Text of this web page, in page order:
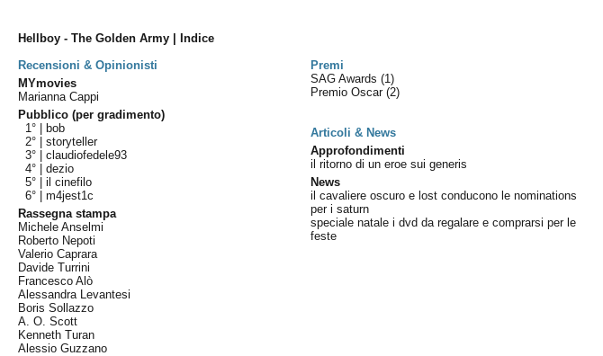
Hellboy - The Golden Army | Indice
Recensioni & Opinionisti
Premi
MYmovies
Marianna Cappi
Pubblico (per gradimento)
1° |
bob
2° |storyteller
3° |claudiofedele93
4° |dezio
5° |il cinefilo
6° |m4jest1c
Rassegna stampa
Michele Anselmi
Roberto Nepoti
Valerio Caprara
Davide Turrini
Francesco Alò
Alessandra Levantesi
Boris Sollazzo
A. O. Scott
Kenneth Turan
Alessio Guzzano
SAG Awards(1)
Premio Oscar(2)
Articoli & News
Approfondimenti
il ritorno di un eroe sui generis
News
il cavaliere oscuro e lost conducono le nominations
per i saturn
speciale natale i dvd da regalare e comprarsi per le
feste